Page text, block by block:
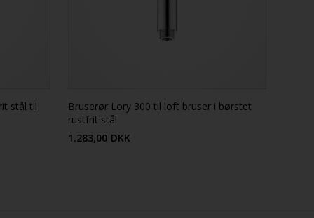
stål til
Bruserør Lory 300 til loft bruser i børstet
rustfrit stål
1.283,00 DKK